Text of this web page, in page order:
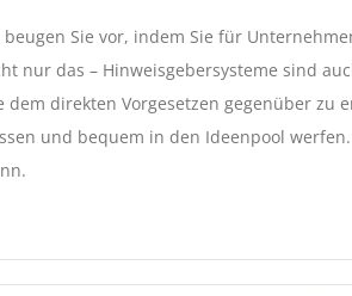
Sie vor, indem Sie für
nur das –Hinweisgebersysteme sind
direkten Vorgesetzen gegenüber
und bequem in den Ideenpool